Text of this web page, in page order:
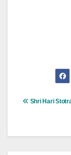
PostShri Hari